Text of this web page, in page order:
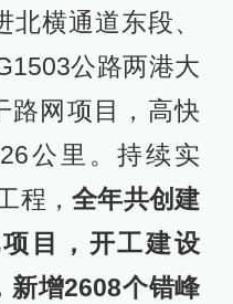
横通道东段、
公路两港大
路网项目，高快
公里。持续实
程，全年共创建
目，开工建设
新增2608个错峰